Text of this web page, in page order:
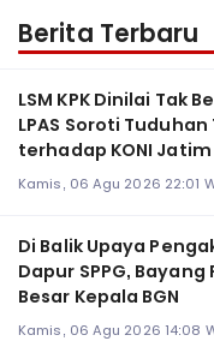
Berita Terbaru
LSM KPK Dinilai Tak
LPAS Soroti
terhadap KONI Jatim
Kamis, 06 Agu 2026 22:01
Di Balik Upaya
Dapur SPPG, Bayang
Besar Kepala BGN
Kamis, 06 Agu 2026 14:08